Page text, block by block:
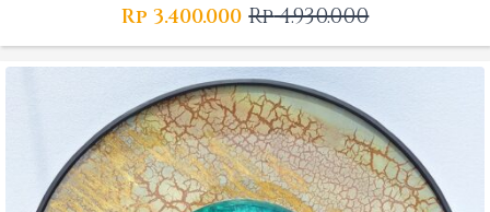
Rp4.930.000
Original
price
was:
Rp 4.930.000.
Rp 3.400.000 Current
price
is:
Rp 3.400.000.